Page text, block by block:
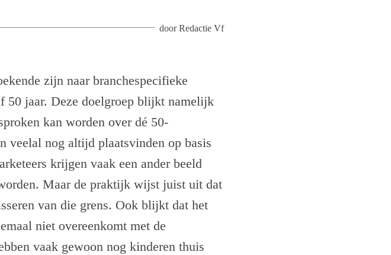
doorRedactie Vf
zijn naar branchespecifieke
50 jaar. Deze doelgroep blijkt namelijk
kan worden over dé 50-
veelal nog altijd plaatsvinden op basis
krijgen vaak een ander beeld
Maar de praktijk wijst juist uit dat
van die grens. Ook blijkt dat het
niet overeenkomt met de
vaak gewoon nog kinderen thuis